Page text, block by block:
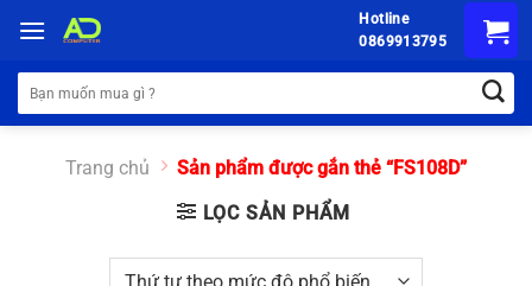
đến
nội
dung
Hotline
0869913795
Tìm
kiếm:
Trang chủ
Sản phẩm được gắn thẻ “FS108D”
LỌC SẢN PHẨM